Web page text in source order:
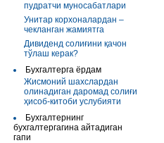
пудратчи муносабатлари
Унитар корхоналардан –
чекланган жамиятга
Дивиденд солиғини қачон
тўлаш керак?
Бухгалтерга ёрдам
Жисмоний шахслардан
олинадиган даромад солиғи
ҳисоб-китоби услубияти
Бухгалтернинг
бухгалтергагина айтадиган
гапи